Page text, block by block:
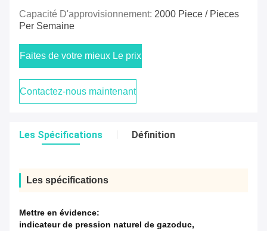
Capacité D'approvisionnement: 2000 Piece / Pieces
Per Semaine
Faites de votre mieux Le prix
Contactez-nous maintenant
Les Spécifications Définition
Les spécifications
Mettre en évidence:
indicateur de pression naturel de gazoduc,